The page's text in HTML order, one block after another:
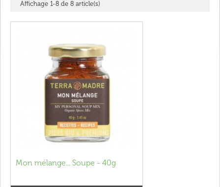
Affichage 1-8 de 8 article(s)
Mon mélange... Soupe - 40g